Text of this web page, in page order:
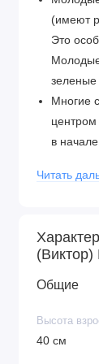
(имеют
Это
зеленые
Многие
в
Прежде
листья
Сорта
Читать
Общие
Высота
40 см